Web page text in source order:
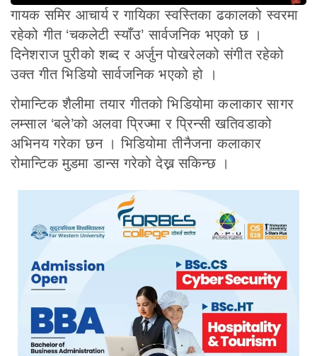
गायक समिर आचार्य र गायिका स्वस्तिका ढकालको स्वरमा
रहेको गीत ‘चकलेटी स्याँउ’ सार्वजनिक भएको छ ।
दिनेशराज पुरीको शब्द र अर्जुन पोखरेलको संगीत रहेको
उक्त गीत भिडियो सार्वजनिक भएको हो ।
रोमान्टिक शैलीमा तयार गीतको भिडियोमा कलाकार सागर
लम्साल ‘बले’को अलवा प्रिज्मा र प्रिन्सी खतिवडाको
अभिनय गरेका छन । भिडियोमा तीनैजना कलाकार
रोमान्टिक मुडमा डान्स गरेको देख्न सकिन्छ ।